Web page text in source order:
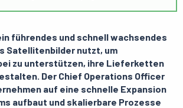
führendes und schnell wachsendes
Satellitenbilder nutzt, um
zu unterstützen, ihre Lieferketten
Der Chief Operations Officer
auf eine schnelle Expansion
aufbaut und skalierbare Prozesse